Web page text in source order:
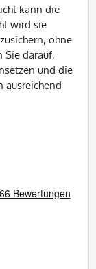
kann die
wird sie
ohne
Sie darauf,
und die
ausreichend